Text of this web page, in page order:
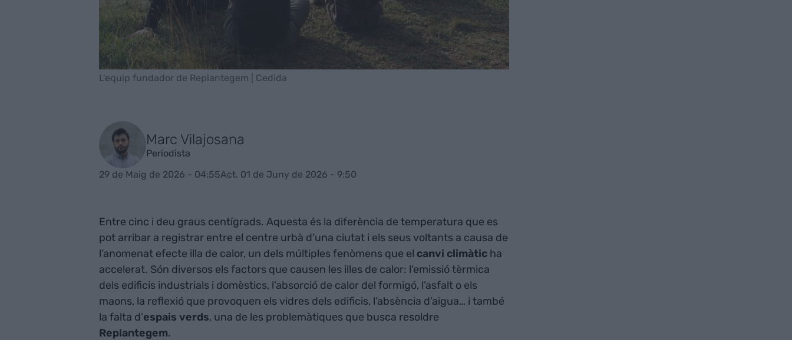
L'equip fundador de Replantegem | Cedida
Marc Vilajosana
Periodista
29 de Maig de 2026 - 04:55Act. 01 de Juny de 2026 - 9:50
Entre cinc i deu graus centígrads. Aquesta és la diferència de temperatura que es
pot arribar a registrar entre el centre urbà d’una ciutat i els seus voltants a causa de
l’anomenat efecte illa de calor, un dels múltiples fenòmens que el canvi climàticha
accelerat. Són diversos els factors que causen les illes de calor: l’emissió tèrmica
dels edificis industrials i domèstics, l’absorció de calor del formigó, l’asfalt o els
maons, la reflexió que provoquen els vidres dels edificis, l’absència d’aigua… i també
la falta d’espais verds, una de les problemàtiques que busca resoldre
Replantegem.